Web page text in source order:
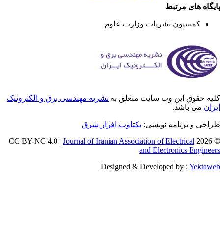
های مرتبط
کمسیون نشریات وزارت علوم
حقوق این وب سایت متعلق بهنشریه مهندسی برق و الکترونیک
می باشد.
و برنامه نویسی: یکتاوب افزار شرق
©
Journal of Iranian Association of Electrical
and Electronics
Designed & Developed by :